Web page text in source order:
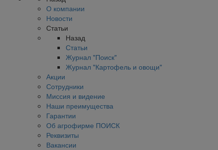
О компании
Новости
Статьи
Назад
Статьи
Журнал "Поиск"
Журнал "Картофель и овощи"
Акции
Сотрудники
Миссия и видение
Наши преимущества
Гарантии
Об агрофирме ПОИСК
Реквизиты
Вакансии